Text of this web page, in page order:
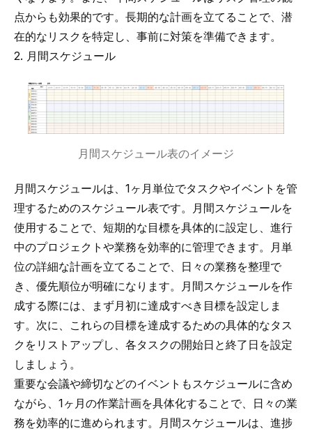
点からも効果的です。長期的な計画を立てることで、潜
在的なリスクを特定し、事前に対策を準備できます。
2. 月間スケジュール
月間スケジュール表のイメージ
月間スケジュールは、1ヶ月単位でタスクやイベントを管
理するためのスケジュール表です。月間スケジュールを
使用することで、短期的な目標を具体的に設定し、進行
中のプロジェクトや業務を効率的に管理できます。月単
位の詳細な計画を立てることで、日々の業務を整理で
き、優先順位が明確になります。月間スケジュールを作
成する際には、まず月初に達成すべき目標を設定しま
す。次に、これらの目標を達成するための具体的なタス
クをリストアップし、各タスクの開始日と終了日を設定
しましょう。
重要な会議や締切などのイベントもスケジュールに含め
ながら、1ヶ月の作業計画を具体化することで、日々の業
務を効率的に進められます。月間スケジュールは、進捗